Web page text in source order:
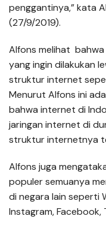
penggantinya,” kata
(27/9/2019).
Alfons melihat
yang ingin dilakukan
struktur internet
Menurut Alfons ini
bahwa internet di
jaringan internet di
struktur internetnya
Alfons juga
populer semuanya
di negara lain seperti
Instagram,